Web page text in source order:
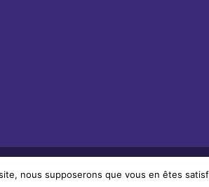
nous supposerons que vous en êtes